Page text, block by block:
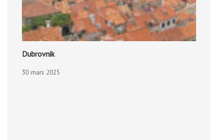
Dubrovnik
30 mars 2025